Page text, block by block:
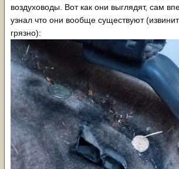
воздуховоды. Вот как они выглядят, сам
узнал что они вообще существуют
грязно):